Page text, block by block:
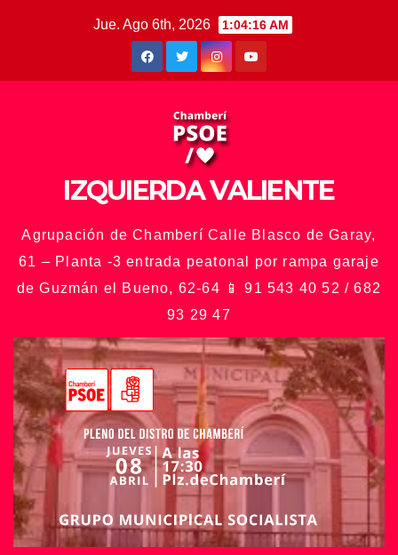
Jue. Ago 6th, 2026 1:04:19 AM
IZQUIERDA VALIENTE
Agrupación de Chamberí Calle Blasco de Garay,
61 – Planta -3 entrada peatonal por rampa garaje
de Guzmán el Bueno, 62-64 📱 91 543 40 52 / 682
93 29 47